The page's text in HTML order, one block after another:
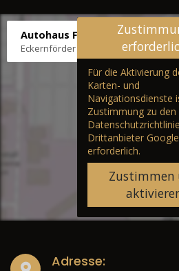
Autohaus Fräter
Eckernförder Str. /Klausbrooker Weg
Für die Aktivierung
Karten- und
Navigationsdienste
Zustimmung zu den
Drittanbieter
erforderlich.
Zustimmen
Adresse: